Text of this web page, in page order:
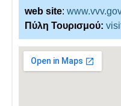
web site:
Πύλη Τουρισμού: